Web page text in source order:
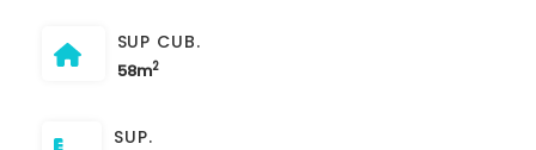
SUP CUB.
58m2
SUP.